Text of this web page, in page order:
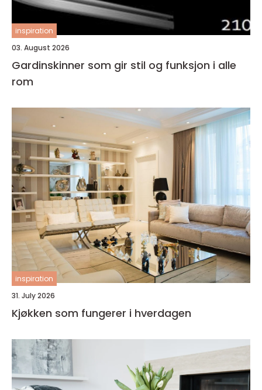
inspiration
03. August 2026
Gardinskinner som gir stil og funksjon i alle
rom
inspiration
31. July 2026
Kjøkken som fungerer i hverdagen